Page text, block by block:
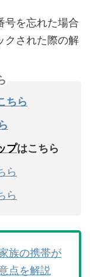
号を忘れた場合
クされた際の解
ちら
プはこちら
ら
ら
族の携帯が
点を解説